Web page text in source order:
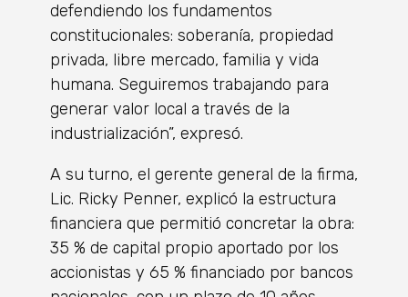
defendiendo los fundamentos
constitucionales: soberanía, propiedad
privada, libre mercado, familia y vida
humana. Seguiremos trabajando para
generar valor local a través de la
industrialización”, expresó.
A su turno, el gerente general de la firma,
Lic. Ricky Penner, explicó la estructura
financiera que permitió concretar la obra:
35 % de capital propio aportado por los
accionistas y 65 % financiado por bancos